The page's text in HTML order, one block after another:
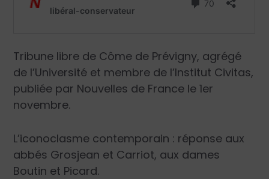
Tribune libre de Côme de Prévigny, agrégé
de l’Université et membre de l’Institut Civitas,
publiée par Nouvelles de France le 1er
novembre.
L’iconoclasme contemporain : réponse aux
abbés Grosjean et Carriot, aux dames
Boutin et Picard.